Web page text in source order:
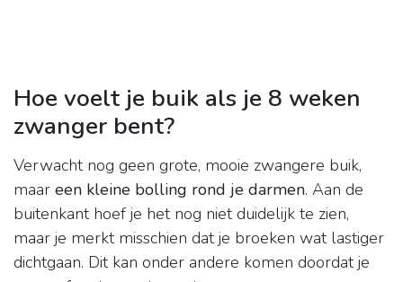
Hoe voelt je buik als je 8 weken
zwanger bent?
Verwacht nog geen grote, mooie zwangere buik,
maar een kleine bolling rond je darmen. Aan de
buitenkant hoef je het nog niet duidelijk te zien,
maar je merkt misschien dat je broeken wat lastiger
dichtgaan. Dit kan onder andere komen doordat je